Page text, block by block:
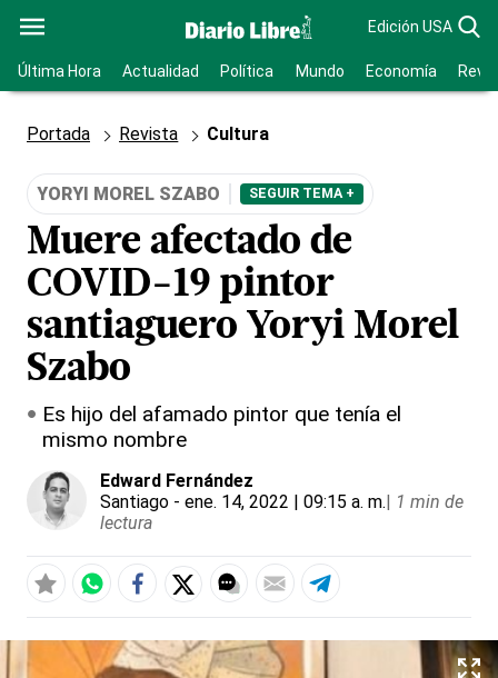
Edición USA
Última Hora Actualidad Política Mundo Economía
Portada Revista Cultura
YORYI MOREL SZABO SEGUIR TEMA +
Muere afectado de
COVID-19 pintor
santiaguero Yoryi Morel
Szabo
Es hijo del afamado pintor que tenía el
mismo nombre
Edward Fernández
Santiago - ene. 14, 2022 | 09:15 a. m.| 1 min de
lectura